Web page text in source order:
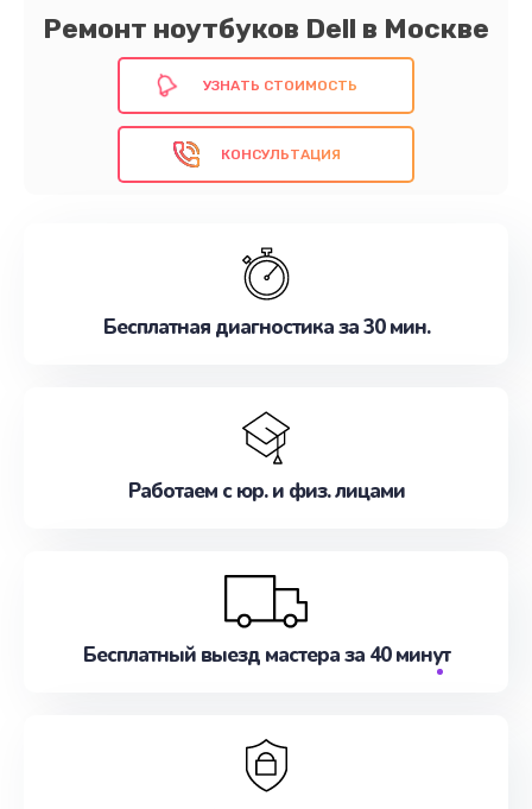
Ремонт ноутбуков Dell в Москве
наших профессиональных инженеров имеет
многолетний опыт работы с продукцией Dell,
что гарантирует высокое качество
оказываемых услуг. Мы предлагаем доступные
цены, гарантию на выполненные работы и
Запишитесь на ремонт уже сегодня!
УЗНАТЬ СТОИМОСТЬ
КОНСУЛЬТАЦИЯ
Бесплатная диагностика за 30 мин.
Работаем с юр. и физ. лицами
Бесплатный выезд мастера за 40 минут